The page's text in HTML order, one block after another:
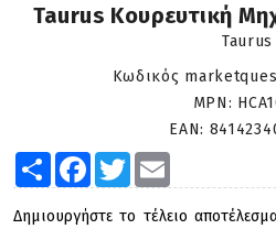
Taurus Κουρευτική
Taurus
Κωδικός
MPN:
EAN:
Share Facebook
Twitter
Δημιουργήστε το τέλειο